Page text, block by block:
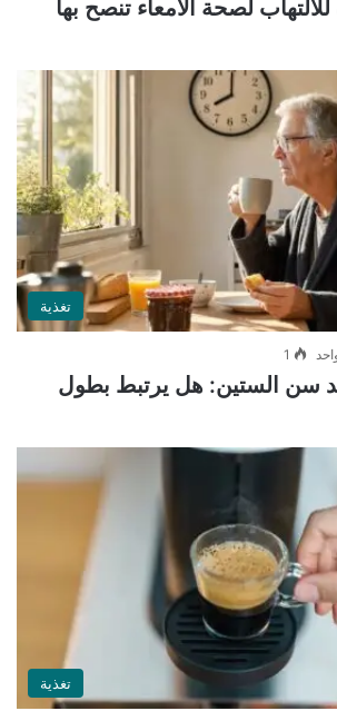
لصحة الأمعاء تنصح بها
تغذية
1
سن الستين: هل يرتبط بطول
تغذية